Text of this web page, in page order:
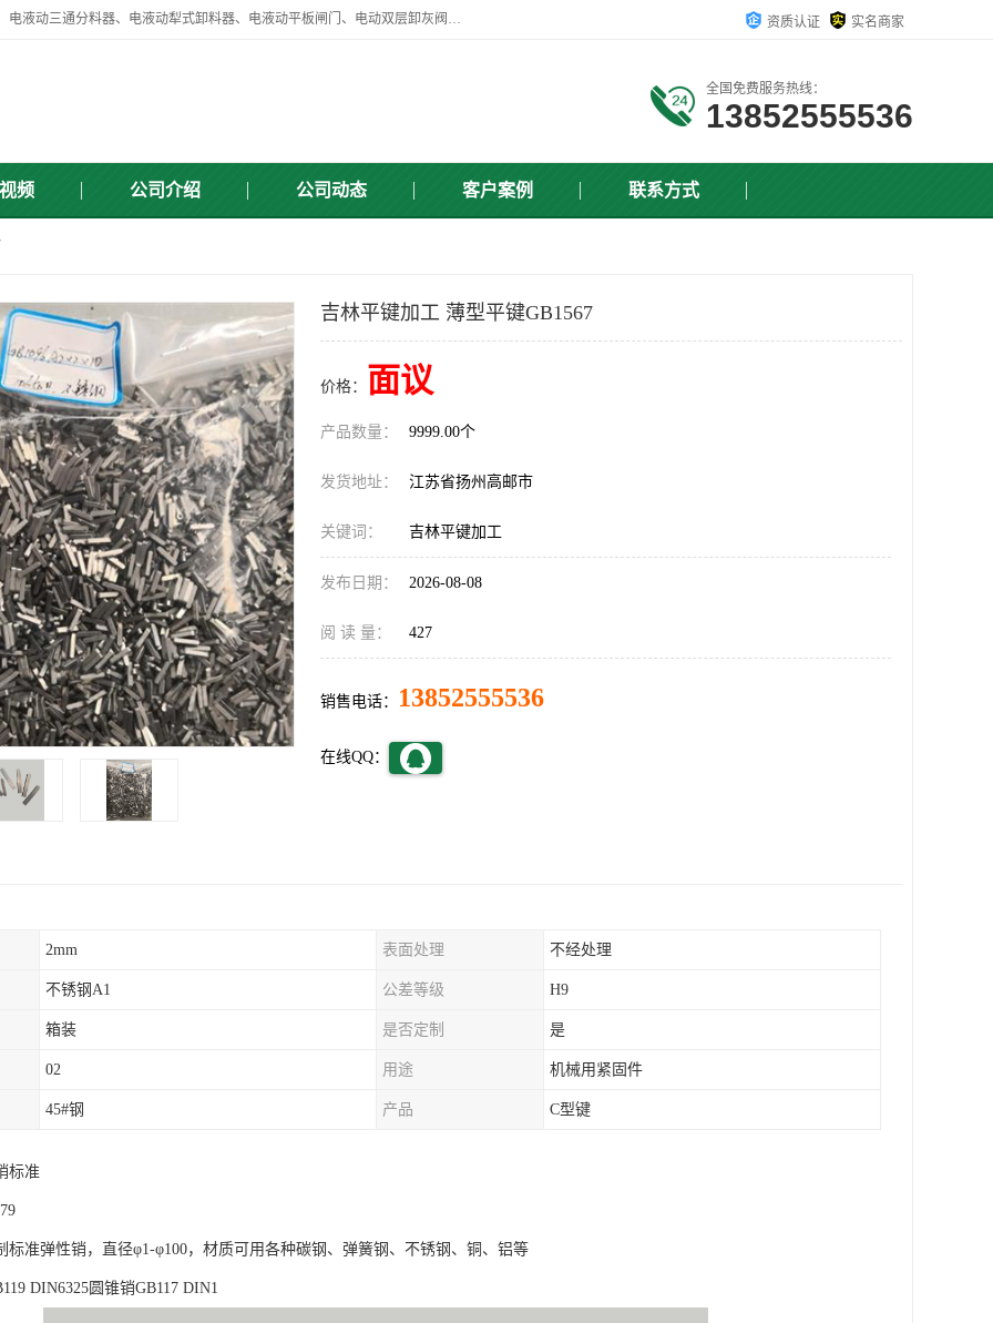
扬州中悦机械有限公司目前主要产品有：全自动液压纠偏器、液压拉紧、电液动三通分料器、电液动犁式卸料器、电液动平板闸门、电动双层卸灰阀、标准件、紧固件、液压泵站、新型电液推杆、皮带全自动液压调正器等，以及除尘通风类百余种产品系列。产品广泛适用于矿山、电力、煤矿、冶金、交通、化工、水利等行业。 资质认证 实名商家
全国免费服务热线：
13852555536
频 公司介绍 公司动态 客户案例 联系方式
吉林平键加工 薄型平键GB1567
价格： 面议
产品数量： 9999.00个
发货地址： 江苏省扬州高邮市
关键词： 吉林平键加工
发布日期： 2026-08-08
阅 读 量： 427
销售电话： 13852555536
在线QQ：
2mm 表面处理 不经处理
不锈钢A1 公差等级 H9
箱装 是否定制 是
02 用途 机械用紧固件
45#钢 产品 C型键
标准
标准弹性销，直径φ1-φ100，材质可用各种碳钢、弹簧钢、不锈钢、铜、铝等
DIN6325圆锥销GB117 DIN1